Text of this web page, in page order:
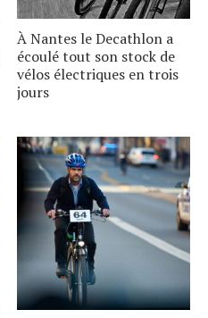
À Nantes le Decathlon a
écoulé tout son stock de
vélos électriques en trois
jours